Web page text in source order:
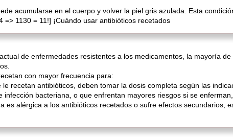
acumularse en el cuerpo y volver la piel gris azulada. Esta
=> 1130 = 11!] ¡Cuándo usar antibióticos recetados
de enfermedades resistentes a los medicamentos, la mayoría
con mayor frecuencia para:
le recetan antibióticos, deben tomar la dosis completa según las
infección bacteriana, o que enfrentan mayores riesgos si se
es alérgica a los antibióticos recetados o sufre efectos secundarios,